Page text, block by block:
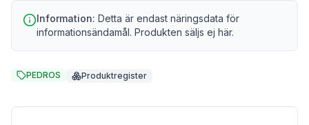
Information: Detta är endast näringsdata för
informationsändamål. Produkten säljs ej här.
PEDROS Produktregister